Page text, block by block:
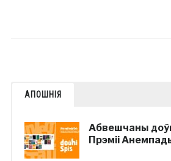
АПОШНІЯ
Абвешчаны
Прэміі